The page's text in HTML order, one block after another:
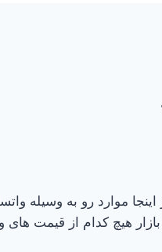
اینجا موارد رو به وسیله
هیچ کدام از قیمت